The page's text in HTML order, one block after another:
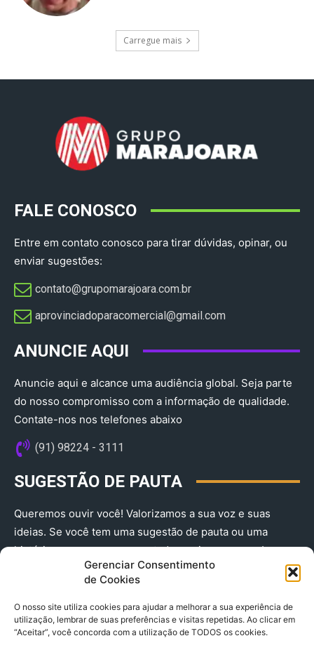
Gerenciar Consentimento
de Cookies
O nosso site utiliza cookies para ajudar a melhorar a sua experiência de
utilização, lembrar de suas preferências e visitas repetidas. Ao clicar em
“Aceitar”, você concorda com a utilização de TODOS os cookies.
Carregue mais
FALE CONOSCO
Entre em contato conosco para tirar dúvidas, opinar, ou
enviar sugestões:
contato@grupomarajoara.com.br
aprovinciadoparacomercial@gmail.com​
ANUNCIE AQUI
Anuncie aqui e alcance uma audiência global. Seja parte
do nosso compromisso com a informação de qualidade.
Contate-nos nos telefones abaixo
(91) 98224 - 3111
SUGESTÃO DE PAUTA
Queremos ouvir você! Valorizamos a sua voz e suas
ideias. Se você tem uma sugestão de pauta ou uma
história que merece ser contada, envie-nos agora!
(91) 98224 - 3111